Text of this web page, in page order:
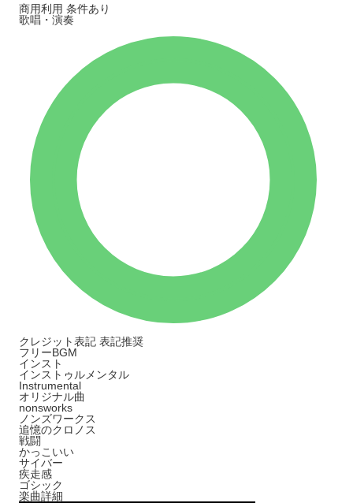
商用利用 条件あり
歌唱・演奏
クレジット表記 表記推奨
フリーBGM
インスト
インストゥルメンタル
Instrumental
オリジナル曲
nonsworks
ノンズワークス
追憶のクロノス
戦闘
かっこいい
サイバー
疾走感
ゴシック
楽曲詳細